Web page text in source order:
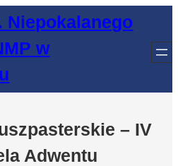
Niepokalanego
w
– IV
Adwentu